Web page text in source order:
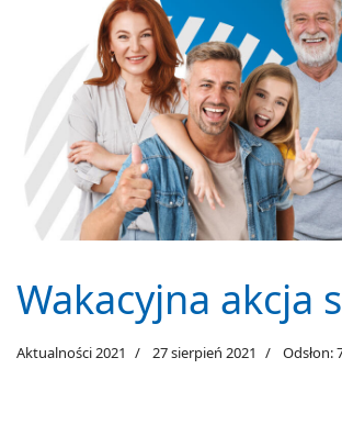
Wakacyjna akcja
Aktualności 2021 27 sierpień 2021 Odsłon: